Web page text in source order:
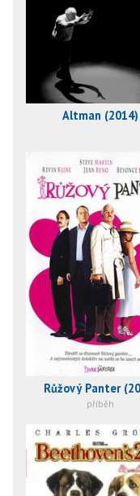
Altman (2014)
Růžový Panter
příběh